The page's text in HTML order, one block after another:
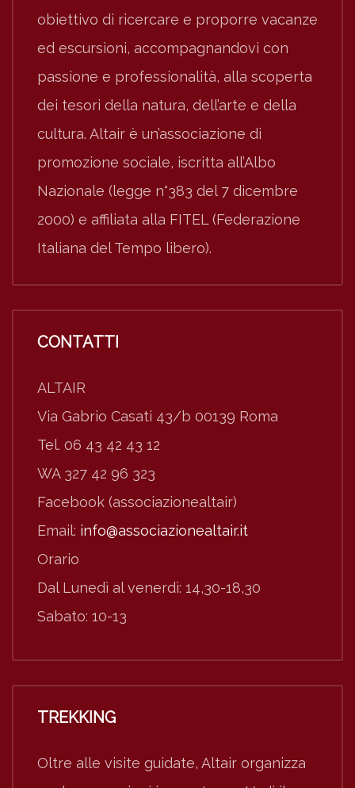
obiettivo di ricercare e proporre vacanze
ed escursioni, accompagnandovi con
passione e professionalità, alla scoperta
dei tesori della natura, dell’arte e della
cultura. Altair è un’associazione di
promozione sociale, iscritta all’Albo
Nazionale (legge n°383 del 7 dicembre
2000) e affiliata alla FITEL (Federazione
Italiana del Tempo libero).
CONTATTI
ALTAIR
Via Gabrio Casati 43/b 00139 Roma
Tel. 06 43 42 43 12
WA 327 42 96 323
Facebook (associazionealtair)
Email: info@associazionealtair.it
Orario
Dal Lunedì al venerdì: 14,30-18,30
Sabato: 10-13
TREKKING
Oltre alle visite guidate, Altair organizza